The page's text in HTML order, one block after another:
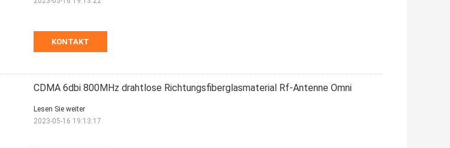
KONTAKT
CDMA 6dbi 800MHz drahtlose Richtungsfiberglasmaterial Rf-Antenne Omni
Lesen Sie weiter
2023-05-16 19:13:17